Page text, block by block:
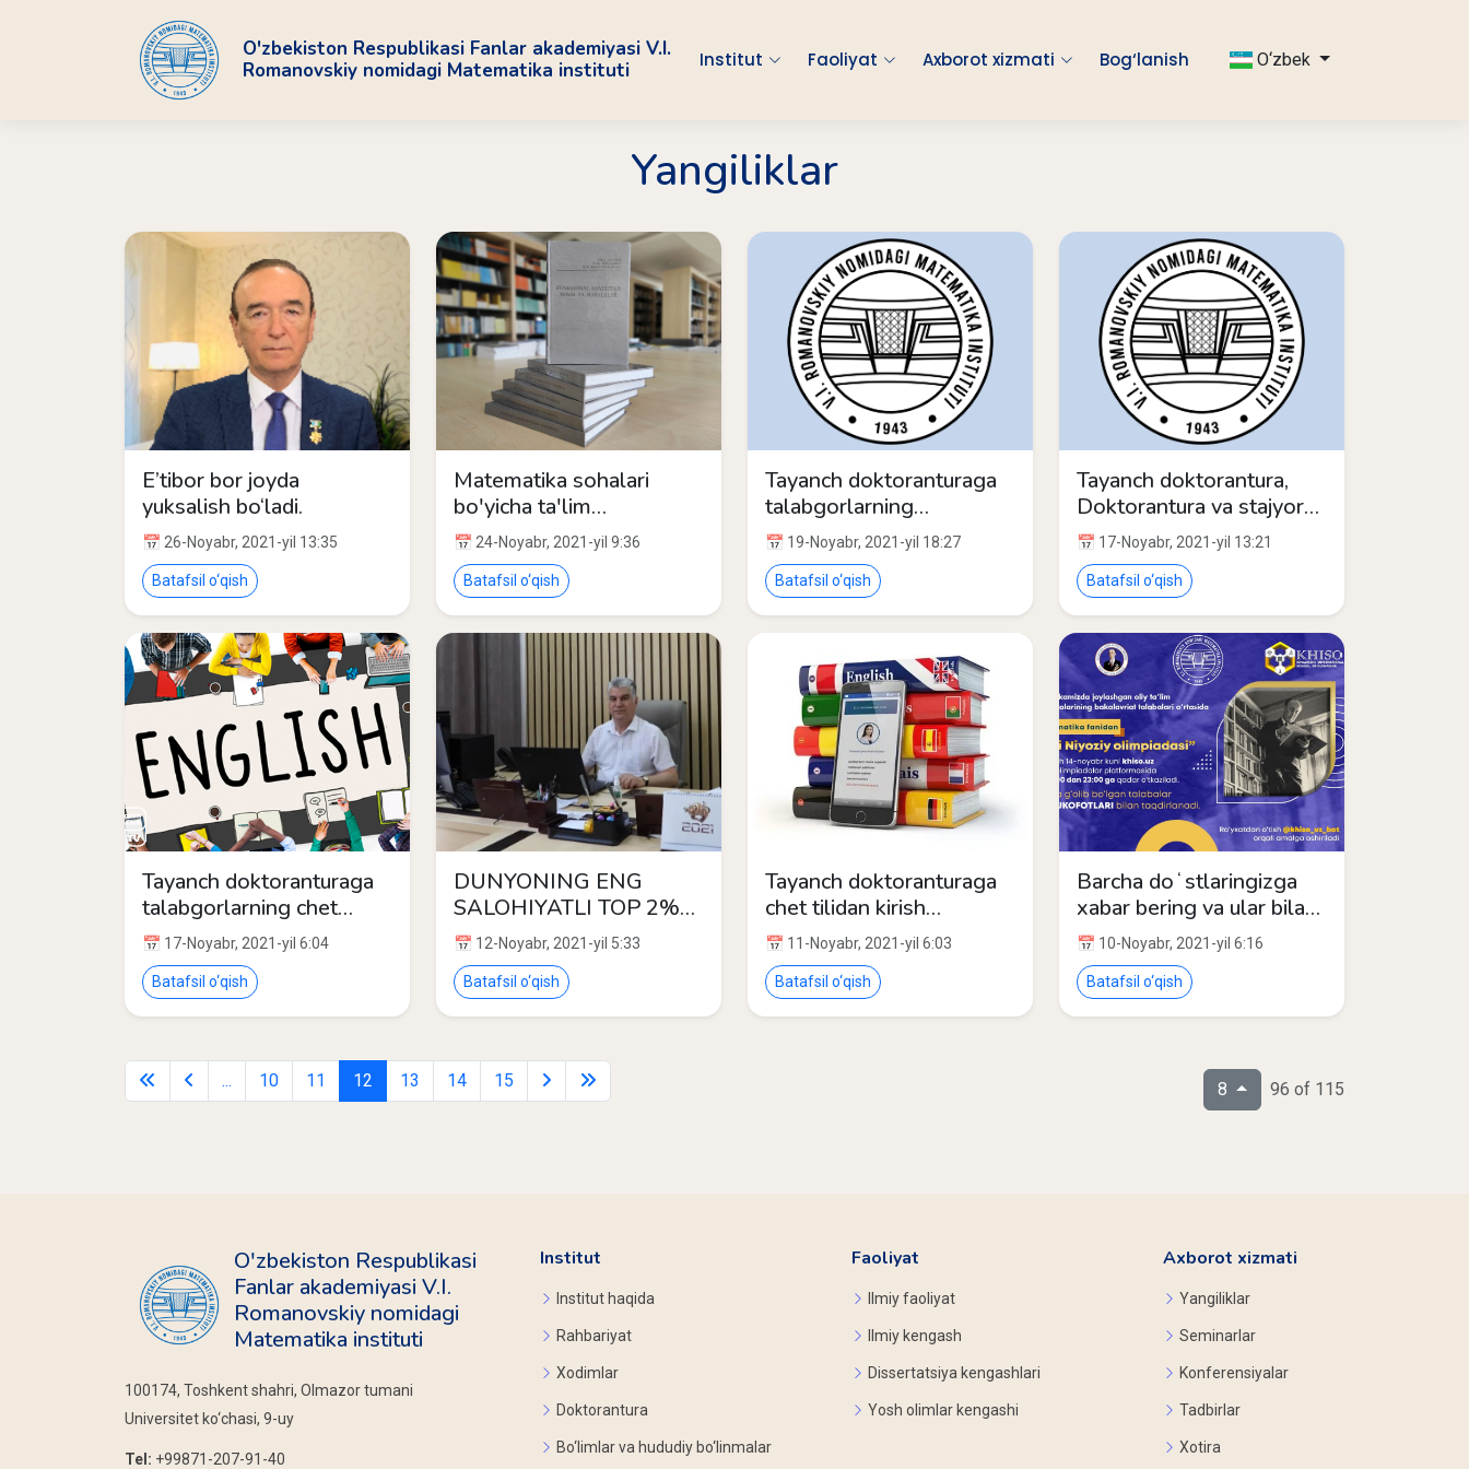
O'zbekiston Respublikasi Fanlar akademiyasi V.I.
Romanovskiy nomidagi Matematika instituti
Institut Faoliyat Axborot xizmati Bog‘lanish O‘zbek
Yangiliklar
E’tibor bor joyda
yuksalish bo‘ladi.
📅 26-Noyabr, 2021-yil 13:35
Batafsil o‘qish
Matematika sohalari
bo'yicha ta'lim
yo'nalishlari mavjud oliy
ta'lim tashkilotlari
diqqatiga!
📅 24-Noyabr, 2021-yil 9:36
Batafsil o‘qish
Tayanch doktoranturaga
talabgorlarning
mutaxassislik fanidan
topshirgan imtihon
natijalari (18-19.11.2021)
📅 19-Noyabr, 2021-yil 18:27
Batafsil o‘qish
Tayanch doktorantura,
Doktorantura va stajyor-
tadqiqotchilikka qabul.
📅 17-Noyabr, 2021-yil 13:21
Batafsil o‘qish
Tayanch doktoranturaga
talabgorlarning chet
tilidan topshirgan imtihon
natijalari.
📅 17-Noyabr, 2021-yil 6:04
Batafsil o‘qish
DUNYONING ENG
SALOHIYATLI TOP 2%
OLIMLARI RO‘YXATI
E’LON QILINDI
📅 12-Noyabr, 2021-yil 5:33
Batafsil o‘qish
Tayanch doktoranturaga
chet tilidan kirish
imtihonlari jadvali
📅 11-Noyabr, 2021-yil 6:03
Batafsil o‘qish
Barcha doʻstlaringizga
xabar bering va ular bilan
sogʻlom raqobatda
bellashing!
📅 10-Noyabr, 2021-yil 6:16
Batafsil o‘qish
... 10 11 12 13 14 15 8 96 of 115
O'zbekiston Respublikasi
Fanlar akademiyasi V.I.
Romanovskiy nomidagi
Matematika instituti
100174, Toshkent shahri, Olmazor tumani
Universitet ko‘chasi, 9-uy
Tel: +99871-207-91-40
Institut
Institut haqida
Rahbariyat
Xodimlar
Doktorantura
Bo‘limlar va hududiy bo‘linmalar
Faoliyat
Ilmiy faoliyat
Ilmiy kengash
Dissertatsiya kengashlari
Yosh olimlar kengashi
Axborot xizmati
Yangiliklar
Seminarlar
Konferensiyalar
Tadbirlar
Xotira